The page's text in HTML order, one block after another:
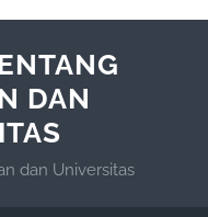
DAN
dan Universitas